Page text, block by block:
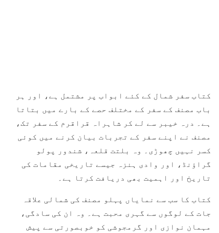
کتاب سفر شمال کے کئے ابواب پر مشتمل ہے، اور ہر
باب مصنف کے سفر کے مختلف حصے کے بارے میں بتاتا
ہے۔ درہ خیبر سے لے کر شاہراہ قراقرم کے سفر تک،
مصنف نے اپنے سفر کے تجربات بیان کرنے میں کوئی
کسر نہیں چھوڑی۔ وہ بلتت قلعہ، شندور پولو
گراؤنڈ، اور وادی ہنزہ جیسے تاریخی مقامات کی
تاریخ اور اہمیت بھی دریافت کرتا ہے۔
کتاب کا سب سے نمایاں پہلو مصنف کی شمالی علاقہ
جات کے لوگوں سے گہری محبت ہے۔ وہ ان کی سادگی،
مہمان نوازی اور گرمجوشی کو خوبصورتی سے پیش